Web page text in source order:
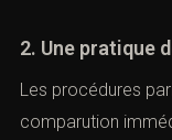
2. Une pratique
Les procédures
comparution